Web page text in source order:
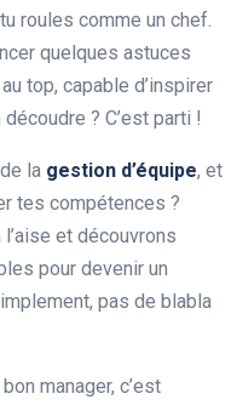
roules comme un chef.
quelques astuces
au top, capable d’inspirer
? C’est parti !
la gestion d’équipe, et
tes compétences ?
et découvrons
pour devenir un
pas de blabla
manager, c’est